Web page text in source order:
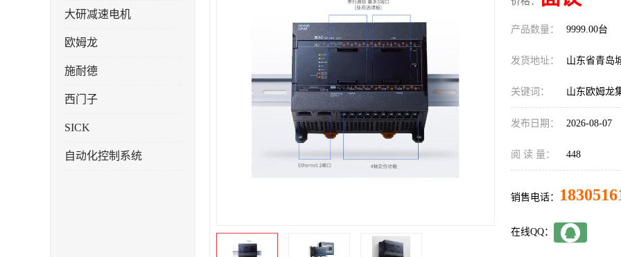
大研减速电机
欧姆龙
施耐德
西门子
SICK
自动化控制系统
产品数量： 9999.00台
发货地址： 山东省青岛
关键词： 山东欧姆龙
发布日期： 2026-08-07
阅 读 量： 448
销售电话：
在线QQ：